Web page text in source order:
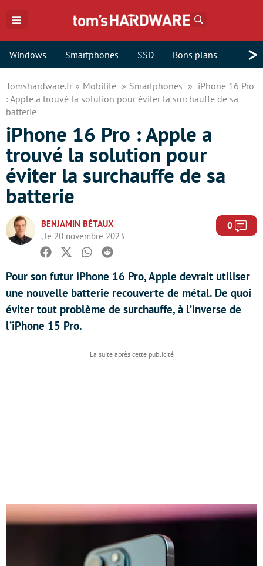
Windows Smartphones SSD Bons plans >
Tomshardware.fr Mobilité Smartphones
iPhone 16 Pro
: Apple a trouvé la solution pour éviter la surchauffe de sa
batterie
iPhone 16 Pro : Apple a
trouvé la solution pour
éviter la surchauffe de sa
batterie
BENJAMIN BÉTAUX
, le 20 novembre 2023
0
Facebook
TwitterWhatsapp
Reddit
Pour son futur iPhone 16 Pro, Apple devrait utiliser
une nouvelle batterie recouverte de métal. De quoi
éviter tout problème de surchauffe, à l’inverse de
l’iPhone 15 Pro.